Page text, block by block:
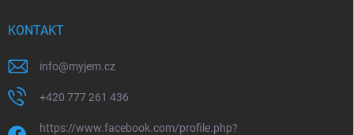
KONTAKT
info@myjem.cz
+420 777 261 436
https://www.facebook.com/profile.php?